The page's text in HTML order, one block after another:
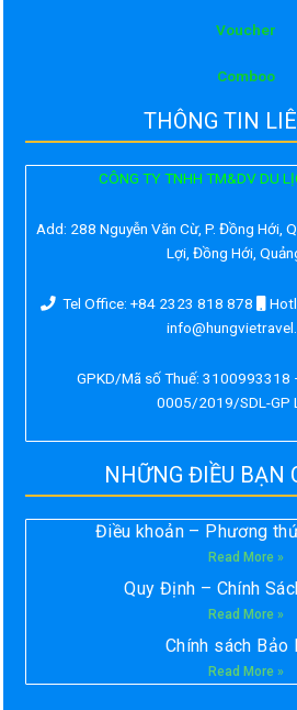
Voucher
Comboo
THÔNG TIN
CÔNG TY TNHH TM&DV DU
Add: 288 Nguyễn Văn Cừ, P. Đồng Hới,
Lợi, Đồng Hới,
Tel Office: +84 2323 818 878
GPKD/Mã số Thuế: 3100993318
0005/2019/SDL-GP
NHỮNG ĐIỀU BẠN
Điều khoản – Phương
Read More »
Quy Định – Chính
Read More »
Chính sách Bảo
Read More »